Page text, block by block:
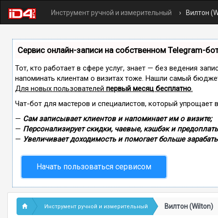
Инструмент ручной и измерительный Вилтон
Сервис онлайн-записи на собственном Telegram-
Тот, кто работает в сфере услуг, знает — без ведения
напоминать клиентам о визитах тоже. Нашли самый
Для новых пользователей первый месяц бесплатно.
Чат-бот для мастеров и специалистов, который упрощает
— Сам записывает клиентов и напоминает им о визите;
— Персонализирует скидки, чаевые, кэшбэк и
— Увеличивает доходимость и помогает больше
Начать пользоваться сервисом
Инструмент ручной и измерительный Вилтон (Wilton)